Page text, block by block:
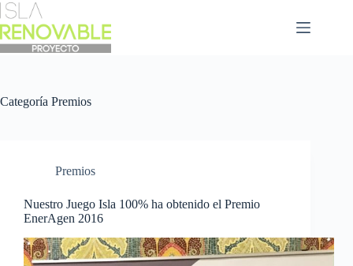
Saltar
al
contenido
Categoría Premios
Premios
Nuestro Juego Isla 100% ha obtenido el Premio
EnerAgen 2016